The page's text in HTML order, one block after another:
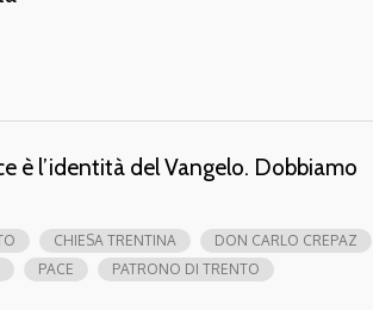
è l’identità del Vangelo. Dobbiamo
CHIESA TRENTINA
DON CARLO CREPAZ
PACE
PATRONO DI TRENTO